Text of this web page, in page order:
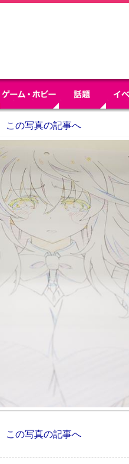
この写真の記事へ
この写真の記事へ